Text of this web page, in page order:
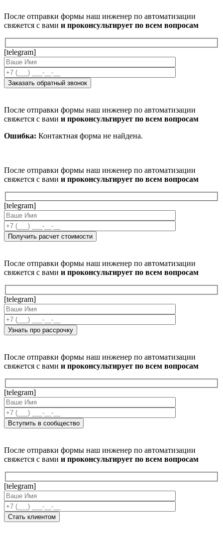
После отправки формы наш инженер по автоматизации
свяжется с вами и проконсультирует по всем вопросам
[telegram]
После отправки формы наш инженер по автоматизации
свяжется с вами и проконсультирует по всем вопросам
Ошибка: Контактная форма не найдена.
После отправки формы наш инженер по автоматизации
свяжется с вами и проконсультирует по всем вопросам
[telegram]
После отправки формы наш инженер по автоматизации
свяжется с вами и проконсультирует по всем вопросам
[telegram]
После отправки формы наш инженер по автоматизации
свяжется с вами и проконсультирует по всем вопросам
[telegram]
После отправки формы наш инженер по автоматизации
свяжется с вами и проконсультирует по всем вопросам
[telegram]